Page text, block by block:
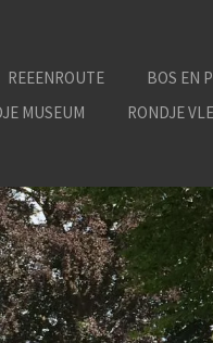
REEENROUTE BOS EN
MUSEUM RONDJE